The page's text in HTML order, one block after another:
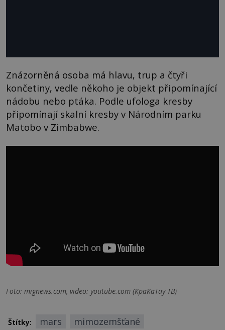
Znázorněná osoba má hlavu, trup a čtyři
končetiny, vedle někoho je objekt připomínající
nádobu nebo ptáka. Podle ufologa kresby
připomínají skalní kresby v Národním parku
Matobo v Zimbabwe.
Foto: mignews.com, video: youtube.com (КраКаТау ТВ)
Štítky: mars mimozemšťané